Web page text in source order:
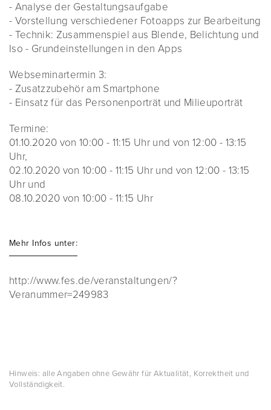
- Analyse der Gestaltungsaufgabe
- Vorstellung verschiedener Fotoapps zur Bearbeitung
- Technik: Zusammenspiel aus Blende, Belichtung und
Iso - Grundeinstellungen in den Apps
Webseminartermin 3:
- Zusatzzubehör am Smartphone
- Einsatz für das Personenporträt und Milieuporträt
Termine:
01.10.2020 von 10:00 - 11:15 Uhr und von 12:00 - 13:15
Uhr,
02.10.2020 von 10:00 - 11:15 Uhr und von 12:00 - 13:15
Uhr und
08.10.2020 von 10:00 - 11:15 Uhr
Mehr Infos unter:
http://www.fes.de/veranstaltungen/?
Veranummer=249983
Hinweis: alle Angaben ohne Gewähr für Aktualität, Korrektheit und
Vollständigkeit.